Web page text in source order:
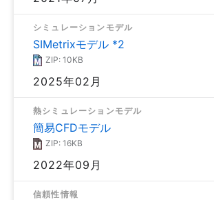
シミュレーションモデル
SIMetrixモデル *2
ZIP: 10KB
2025年02月
熱シミュレーションモデル
簡易CFDモデル
ZIP: 16KB
2022年09月
信頼性情報